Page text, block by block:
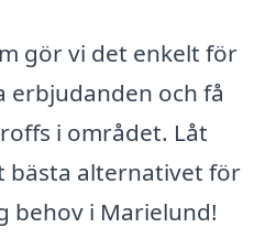
gör vi det enkelt för
erbjudanden och få
i området. Låt
bästa alternativet för
behov i Marielund!